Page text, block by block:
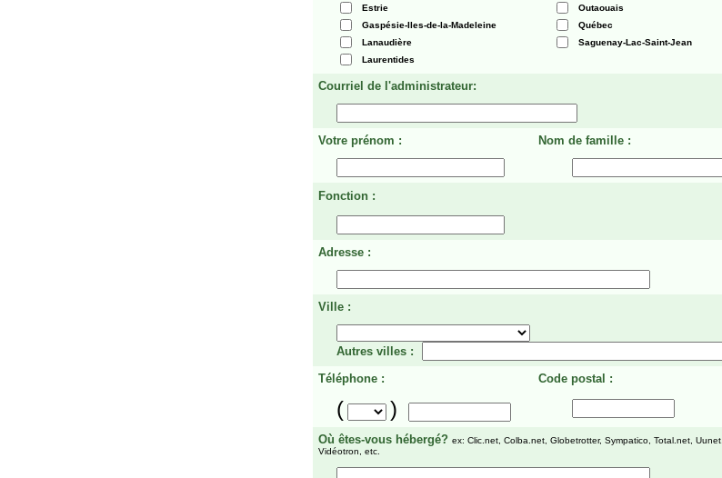
Estrie
Outaouais
Gaspésie-Iles-de-la-Madeleine
Québec
Lanaudière
Saguenay-Lac-Saint-Jean
Laurentides
Courriel de l'administrateur:
Votre prénom : Nom de famille :
Fonction :
Adresse :
Ville :
Autres villes :
Téléphone :
Code postal :
( )
Où êtes-vous hébergé? ex: Clic.net, Colba.net, Globetrotter, Sympatico, Total.net, Uunet,
Vidéotron, etc.